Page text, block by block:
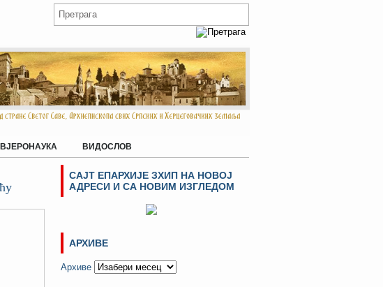
ВЈЕРОНАУКА ВИДОСЛОВ
САЈТ ЕПАРХИЈЕ ЗХИП НА НОВОЈ
АДРЕСИ И СА НОВИМ ИЗГЛЕДОМ
АРХИВЕ
Архиве